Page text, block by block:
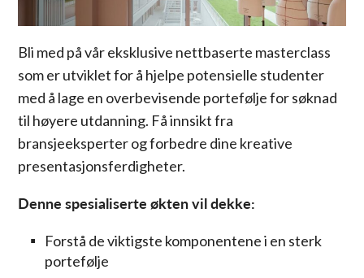
Bli med på vår eksklusive nettbaserte masterclass
som er utviklet for å hjelpe potensielle studenter
med å lage en overbevisende portefølje for søknad
til høyere utdanning. Få innsikt fra
bransjeeksperter og forbedre dine kreative
presentasjonsferdigheter.
Denne spesialiserte økten vil dekke:
Forstå de viktigste komponentene i en sterk
portefølje